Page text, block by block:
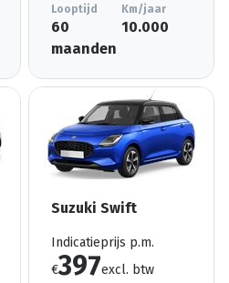
Looptijd
60
maanden
Km/jaar
10.000
Suzuki Swift
Indicatieprijs p.m.
€397excl. btw